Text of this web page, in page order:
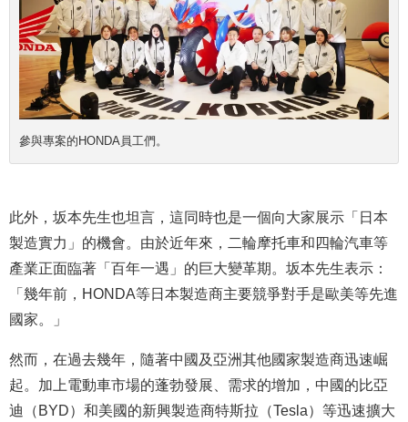
參與專案的HONDA員工們。
此外，坂本先生也坦言，這同時也是一個向大家展示「日本
製造實力」的機會。由於近年來，二輪摩托車和四輪汽車等
產業正面臨著「百年一遇」的巨大變革期。坂本先生表示：
「幾年前，HONDA等日本製造商主要競爭對手是歐美等先進
國家。」
然而，在過去幾年，隨著中國及亞洲其他國家製造商迅速崛
起。加上電動車市場的蓬勃發展、需求的增加，中國的比亞
迪（BYD）和美國的新興製造商特斯拉（Tesla）等迅速擴大